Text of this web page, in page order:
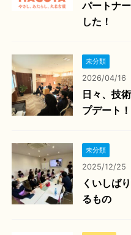
パートナ
した！
未分類
2026/04/16
日々、技
プデート！
未分類
2025/12/25
くいしば
るもの